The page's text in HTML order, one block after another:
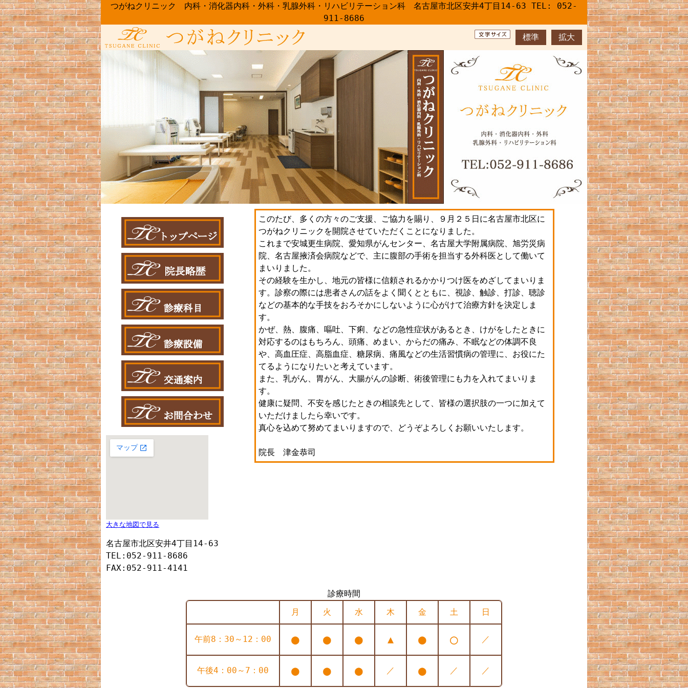
つがねクリニック 内科・消化器内科・外科・乳腺外科・リハビリテーション科 名古屋市北区安井4丁目14-63 TEL: 052-
911-8686
標準
拡大
大きな地図で見る
名古屋市北区安井4丁目14-63
TEL:052-911-8686
FAX:052-911-4141
このたび、多くの方々のご支援、ご協力を賜り、９月２５日に名古屋市北区に
つがねクリニックを開院させていただくことになりました。
これまで安城更生病院、愛知県がんセンター、名古屋大学附属病院、旭労災病
院、名古屋掖済会病院などで、主に腹部の手術を担当する外科医として働いて
まいりました。
その経験を生かし、地元の皆様に信頼されるかかりつけ医をめざしてまいりま
す。診察の際には患者さんの話をよく聞くとともに、視診、触診、打診、聴診
などの基本的な手技をおろそかにしないように心がけて治療方針を決定しま
す。
かぜ、熱、腹痛、嘔吐、下痢、などの急性症状があるとき、けがをしたときに
対応するのはもちろん、頭痛、めまい、からだの痛み、不眠などの体調不良
や、高血圧症、高脂血症、糖尿病、痛風などの生活習慣病の管理に、お役にた
てるようになりたいと考えています。
また、乳がん、胃がん、大腸がんの診断、術後管理にも力を入れてまいりま
す。
健康に疑問、不安を感じたときの相談先として、皆様の選択肢の一つに加えて
いただけましたら幸いです。
真心を込めて努めてまいりますので、どうぞよろしくお願いいたします。
院長 津金恭司
診療時間
月
火 水 木 金 土 日
午前8：30～12：00 ● ● ● ▲ ● ○ ／
午後4：00～7：00 ● ● ● ／ ● ／ ／